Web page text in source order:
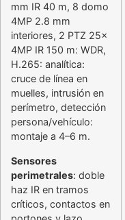
mm IR 40 m, 8 domo
4MP 2.8 mm
interiores, 2 PTZ 25x
4MP IR 150 m: WDR,
H.265: analítica:
cruce de línea en
muelles, intrusión en
perímetro, detección
persona/vehículo:
montaje a 4–6 m.
Sensores
perimetrales: doble
haz IR en tramos
críticos, contactos en